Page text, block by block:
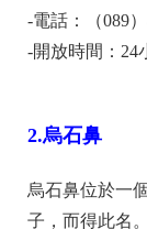
-電話：（089
-開放時間：24
2.烏石鼻
烏石鼻位於一
子，而得此名